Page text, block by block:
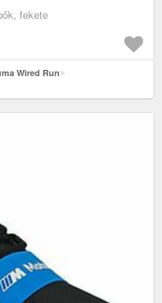
fekete
Wired Run